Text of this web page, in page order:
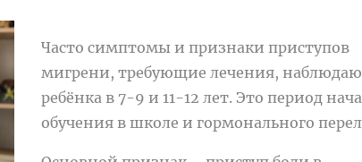
Часто симптомы и признаки приступов
мигрени, требующие лечения,
ребёнка в 7-9 и 11-12 лет. Это период
обучения в школе и гормонального